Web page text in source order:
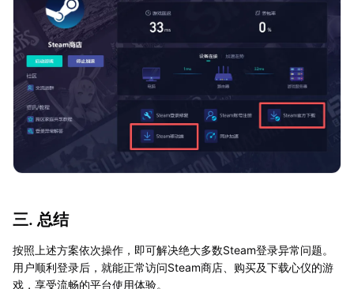
三. 总结
按照上述方案依次操作，即可解决绝大多数Steam登录异常问题。
用户顺利登录后，就能正常访问Steam商店、购买及下载心仪的游
戏，享受流畅的平台使用体验。